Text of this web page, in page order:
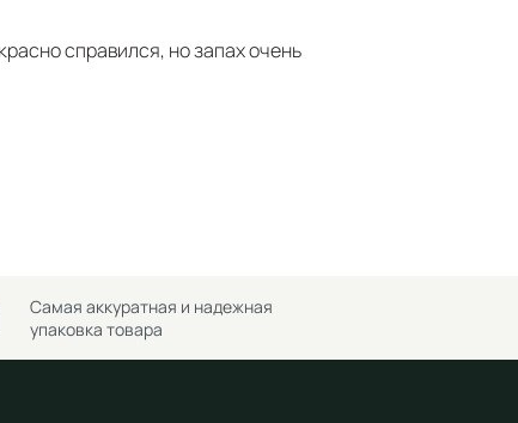
справился, но запах очень
Самая аккуратная и надежная
упаковка товара